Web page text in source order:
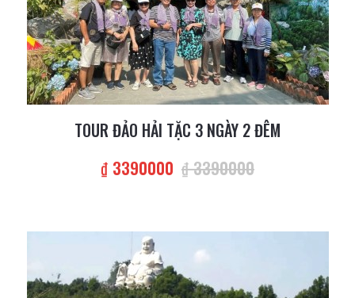
TOUR ĐẢO HẢI TẶC 3 NGÀY 2 ĐÊM
₫ 3390000 ₫ 3390000